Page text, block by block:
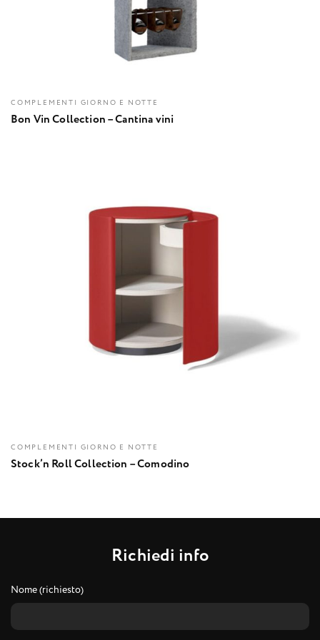
COMPLEMENTI GIORNO E NOTTE
Bon Vin Collection – Cantina vini
COMPLEMENTI GIORNO E NOTTE
Stock’n Roll Collection – Comodino
Richiedi info
Nome (richiesto)